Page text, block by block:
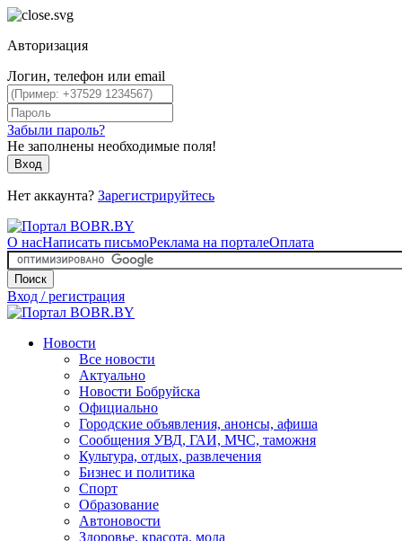
Авторизация
Логин, телефон или email
Забыли пароль?
Не заполнены необходимые поля!
Вход
Нет аккаунта? Зарегистрируйтесь
О насНаписать письмоРеклама на порталеОплата
Поиск
Вход / регистрация
Новости
Все новости
Актуально
Новости Бобруйска
Официально
Городские объявления, анонсы, афиша
Сообщения УВД, ГАИ, МЧС, таможня
Культура, отдых, развлечения
Бизнес и политика
Спорт
Образование
Автоновости
Здоровье, красота, мода